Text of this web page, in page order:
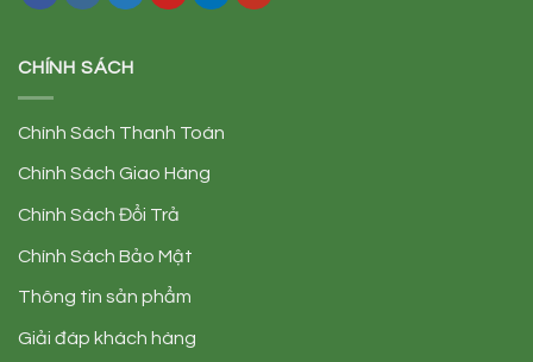
CHÍNH SÁCH
Chính Sách Thanh Toán
Chính Sách Giao Hàng
Chính Sách Đổi Trả
Chính Sách Bảo Mật
Thông tin sản phẩm
Giải đáp khách hàng